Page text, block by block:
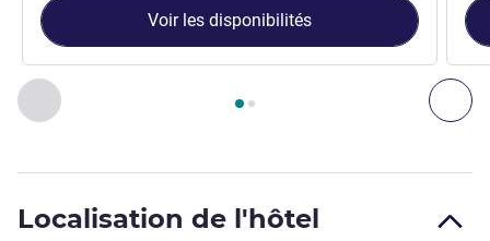
Précédent - Chambre
Page , Chambre 1 : Chambre standard avec 1 lit
Voir les disponibilités
Localisation de l'hôtel